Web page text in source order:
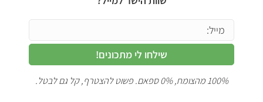
שילחו לי מתכונים!
100% מהצומח, 0% ספאם. פשוט להצטרף, קל גם לבטל.